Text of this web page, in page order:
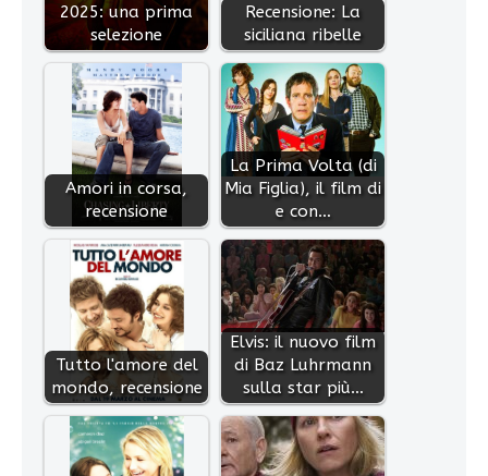
2025: una prima
selezione
Recensione: La
siciliana ribelle
Amori in corsa,
recensione
La Prima Volta (di
Mia Figlia), il film di
e con…
Tutto l'amore del
mondo, recensione
Elvis: il nuovo film
di Baz Luhrmann
sulla star più…